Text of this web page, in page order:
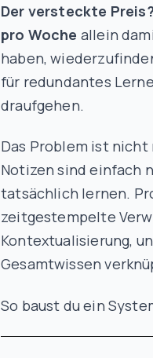
Der versteckte
pro Woche allein
haben,
für redundantes
draufgehen.
Das Problem ist
Notizen sind einfach
tatsächlich lernen.
zeitgestempelte
Kontextualisierung,
Gesamtwissen
So baust du ein